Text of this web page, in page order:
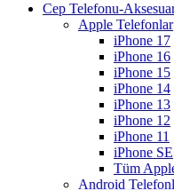
Cep Telefonu-
Apple Telefonlar
iPhone 17
iPhone 16
iPhone 15
iPhone 14
iPhone 13
iPhone 12
iPhone 11
iPhone SE
Tüm
Android